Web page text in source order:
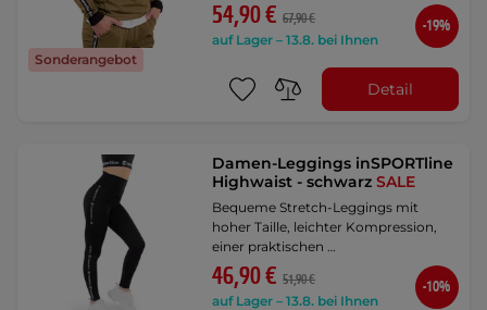
Sonderangebot
54,90 € 67,90 €
auf Lager – 13.8. bei Ihnen
-19%
Detail
Damen-Leggings inSPORTline
Highwaist - schwarzSALE
Bequeme Stretch-Leggings mit
hoher Taille, leichter Kompression,
einer praktischen …
46,90 € 51,90 €
auf Lager – 13.8. bei Ihnen
-10%